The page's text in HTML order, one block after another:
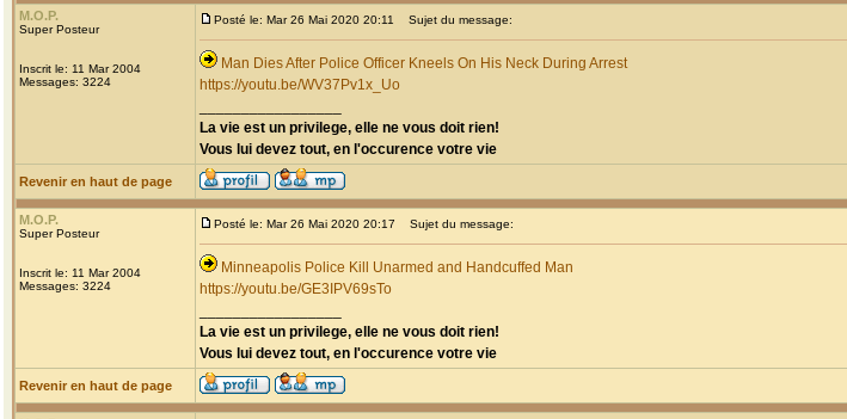
M.O.P.
Super Posteur
Inscrit le: 11 Mar 2004
Messages: 3224
Posté le: Mar 26 Mai 2020 20:11 Sujet du message:
Man Dies After Police Officer Kneels On His Neck During Arrest
https://youtu.be/WV37Pv1x_Uo
La vie est un privilege, elle ne vous doit rien!
Vous lui devez tout, en l'occurence votre vie
Revenir en haut de page
M.O.P.
Super Posteur
Inscrit le: 11 Mar 2004
Messages: 3224
Posté le: Mar 26 Mai 2020 20:17 Sujet du message:
Minneapolis Police Kill Unarmed and Handcuffed Man
https://youtu.be/GE3IPV69sTo
La vie est un privilege, elle ne vous doit rien!
Vous lui devez tout, en l'occurence votre vie
Revenir en haut de page